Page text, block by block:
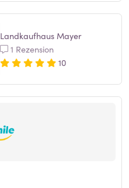
Landkaufhaus Mayer
1 Rezension
10